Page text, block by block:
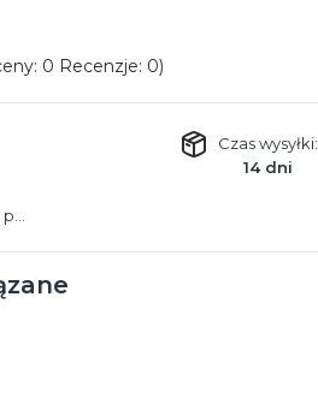
0 Recenzje: 0)
Czas wysyłki:
14 dni